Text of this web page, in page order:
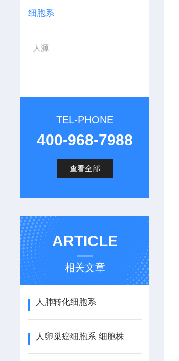
细胞系
人源
TEL-PHONE
400-968-7988
查看全部
ARTICLE
相关文章
人肺转化细胞系
人卵巢癌细胞系 细胞株